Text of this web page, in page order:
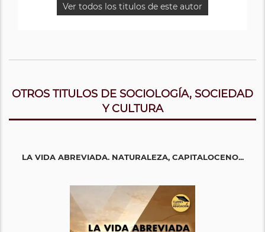
Ver todos los titulos de este autor
OTROS TITULOS DE SOCIOLOGÍA, SOCIEDAD
Y CULTURA
LA VIDA ABREVIADA. NATURALEZA, CAPITALOCENO...